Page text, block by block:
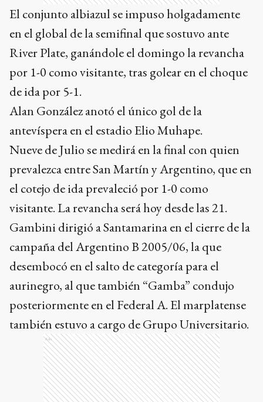
El conjunto albiazul se impuso holgadamente
en el global de la semifinal que sostuvo ante
River Plate, ganándole el domingo la revancha
por 1-0 como visitante, tras golear en el choque
de ida por 5-1.
Alan González anotó el único gol de la
antevíspera en el estadio Elio Muhape.
Nueve de Julio se medirá en la final con quien
prevalezca entre San Martín y Argentino, que en
el cotejo de ida prevaleció por 1-0 como
visitante. La revancha será hoy desde las 21.
Gambini dirigió a Santamarina en el cierre de la
campaña del Argentino B 2005/06, la que
desembocó en el salto de categoría para el
aurinegro, al que también “Gamba” condujo
posteriormente en el Federal A. El marplatense
también estuvo a cargo de Grupo Universitario.
Ads